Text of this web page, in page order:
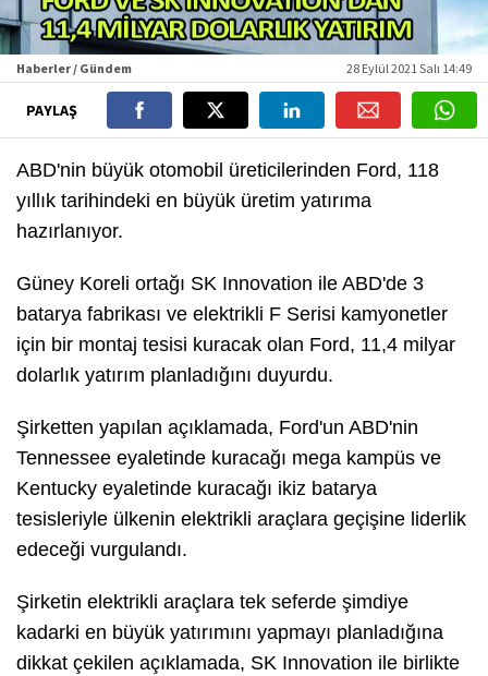
Haberler / Gündem 28 Eylül 2021 Salı 14:49
PAYLAŞ
ABD'nin büyük otomobil üreticilerinden Ford, 118
yıllık tarihindeki en büyük üretim yatırıma
hazırlanıyor.
Güney Koreli ortağı SK Innovation ile ABD'de 3
batarya fabrikası ve elektrikli F Serisi kamyonetler
için bir montaj tesisi kuracak olan Ford, 11,4 milyar
dolarlık yatırım planladığını duyurdu.
Şirketten yapılan açıklamada, Ford'un ABD'nin
Tennessee eyaletinde kuracağı mega kampüs ve
Kentucky eyaletinde kuracağı ikiz batarya
tesisleriyle ülkenin elektrikli araçlara geçişine liderlik
edeceği vurgulandı.
Şirketin elektrikli araçlara tek seferde şimdiye
kadarki en büyük yatırımını yapmayı planladığına
dikkat çekilen açıklamada, SK Innovation ile birlikte